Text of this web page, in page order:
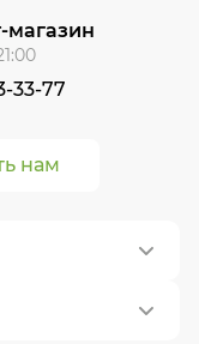
нам
магазин
33-77